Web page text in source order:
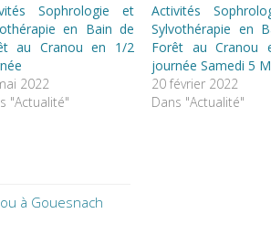
Sophrologie et
en Bain de
au Cranou en 1/2
2022
"Actualité"
Activités
Sylvothérapie en
Forêt au Cranou
journée Samedi 5
20 février 2022
Dans "Actualité"
à Gouesnach